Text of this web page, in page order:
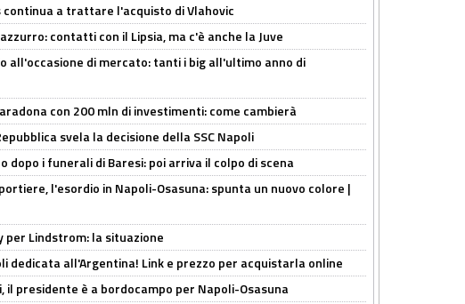
continua a trattare l'acquisto di Vlahovic
contatti con il Lipsia, ma c'è anche la Juve
all'occasione di mercato: tanti i big all'ultimo anno di
con 200 mln di investimenti: come cambierà
svela la decisione della SSC Napoli
dopo i funerali di Baresi: poi arriva il colpo di scena
l'esordio in Napoli-Osasuna: spunta un nuovo colore |
per Lindstrom: la situazione
dedicata all'Argentina! Link e prezzo per acquistarla online
il presidente è a bordocampo per Napoli-Osasuna